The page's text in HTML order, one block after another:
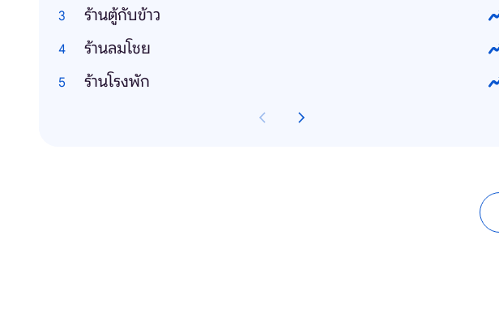
ร้านตู้กับข้าว
ร้านลมโชย
ร้านโรงพัก